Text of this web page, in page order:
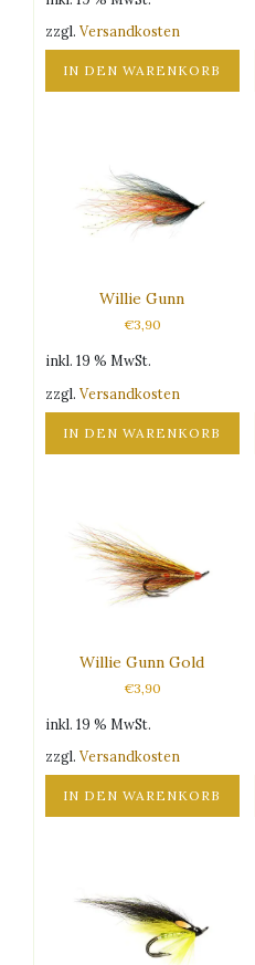
zzgl. Versandkosten
IN DEN WARENKORB
Willie Gunn
€3,90
inkl. 19 % MwSt.
zzgl. Versandkosten
IN DEN WARENKORB
Willie Gunn Gold
€3,90
inkl. 19 % MwSt.
zzgl. Versandkosten
IN DEN WARENKORB